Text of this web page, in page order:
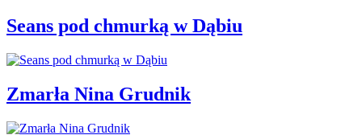
Seans pod chmurką w Dąbiu
Zmarła Nina Grudnik